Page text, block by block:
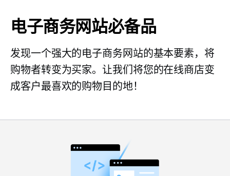
电子商务网站必备品
发现一个强大的电子商务网站的基本要素，将
购物者转变为买家。让我们将您的在线商店变
成客户最喜欢的购物目的地！